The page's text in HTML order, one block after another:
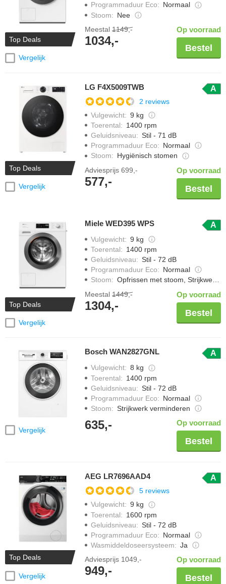
Top Deals
Vergelijk
Programmaduur Eco: Normaal
Stoom: Nee
Meestal 1149,-
1034,-
Op voorraad
Bestel
Top Deals
Vergelijk
LG F4X5009TWB A
2 reviews
Vulgewicht: 9 kg
Toerental: 1400 rpm
Geluidsniveau: Stil - 71 dB
Programmaduur Eco: Normaal
Stoom: Hygiënisch stomen
Adviesprijs 699,-
577,-
Op voorraad
Bestel
Top Deals
Vergelijk
Miele WED395 WPS A
Vulgewicht: 9 kg
Toerental: 1400 rpm
Geluidsniveau: Stil - 72 dB
Programmaduur Eco: Normaal
Stoom: Opfrissen met stoom, Strijkwerk verminderen
Meestal 1449,-
1304,-
Op voorraad
Bestel
Vergelijk
Bosch WAN2827GNL A
Vulgewicht: 8 kg
Toerental: 1400 rpm
Geluidsniveau: Stil - 72 dB
Programmaduur Eco: Normaal
Stoom: Strijkwerk verminderen
635,- Op voorraad
Bestel
Top Deals
Vergelijk
AEG LR7696AAD4 A
5 reviews
Vulgewicht: 9 kg
Toerental: 1600 rpm
Geluidsniveau: Stil - 72 dB
Programmaduur Eco: Normaal
Wasmiddeldoseersysteem: Ja
Adviesprijs 1049,-
949,-
Op voorraad
Bestel